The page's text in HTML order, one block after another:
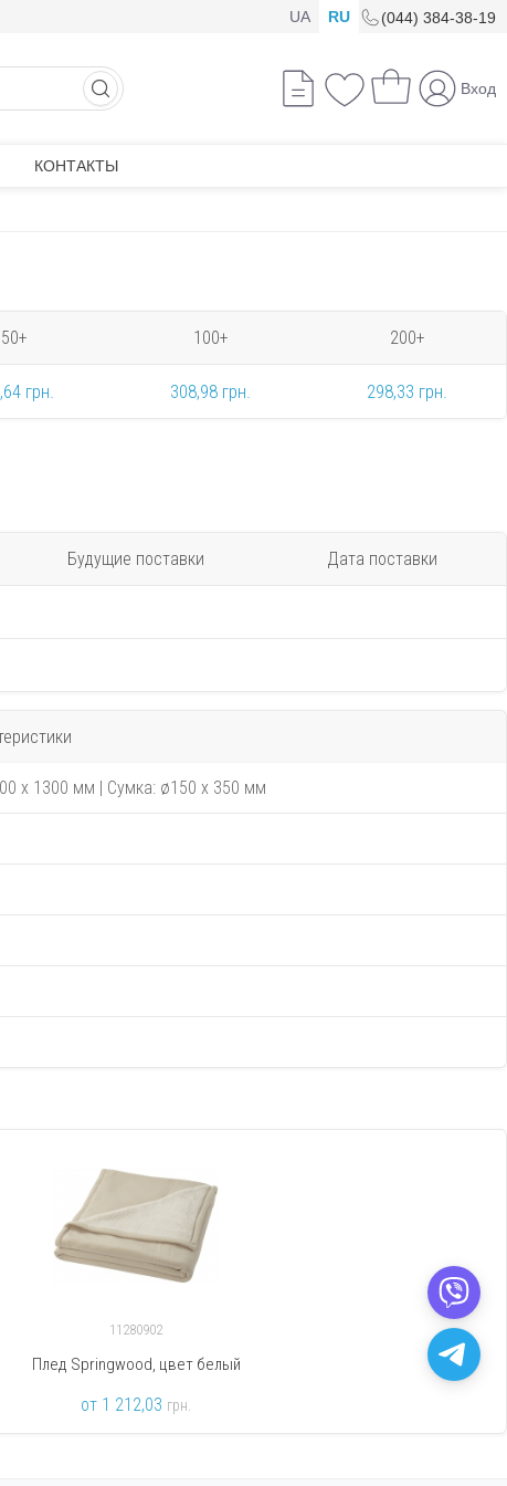
UA RU (044) 384-38-19
Вход
КОНТАКТЫ
50+ 100+ 200+
грн. 308,98 грн. 298,33 грн.
Будущие поставки Дата поставки
x 1300 мм | Сумка: ø150 x 350 мм
11280902
Плед Springwood, цвет белый
от 1 212,03 грн.